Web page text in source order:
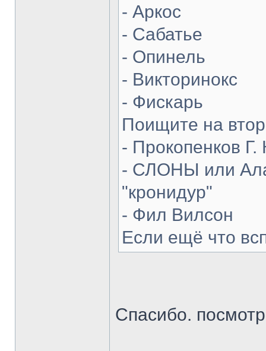
- Аркос
- Сабатье
- Опинель
- Викторинокс
- Фискарь
Поищите на
- Прокопенков Г.
- СЛОНЫ или
"кронидур"
- Фил Вилсон
Если ещё что
Спасибо.